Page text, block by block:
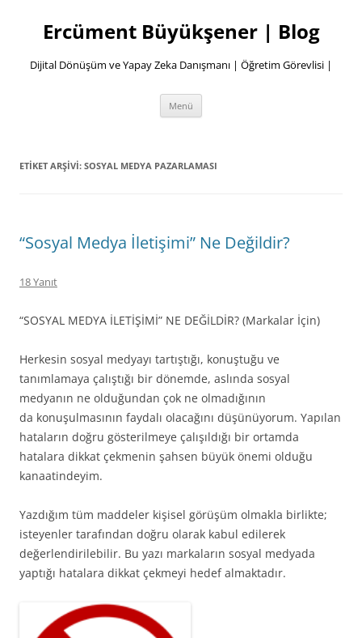
Ercüment Büyükşener | Blog
Dijital Dönüşüm ve Yapay Zeka Danışmanı | Öğretim Görevlisi |
Menü
ETIKET ARŞIVI: SOSYAL MEDYA PAZARLAMASI
“Sosyal Medya İletişimi” Ne Değildir?
18 Yanıt
“SOSYAL MEDYA İLETİŞİMİ” NE DEĞİLDİR? (Markalar İçin)
Herkesin sosyal medyayı tartıştığı, konuştuğu ve
tanımlamaya çalıştığı bir dönemde, aslında sosyal
medyanın ne olduğundan çok ne olmadığının
da konuşulmasının faydalı olacağını düşünüyorum. Yapılan
hataların doğru gösterilmeye çalışıldığı bir ortamda
hatalara dikkat çekmenin şahsen büyük önemi olduğu
kanaatindeyim.
Yazdığım tüm maddeler kişisel görüşüm olmakla birlikte;
isteyenler tarafından doğru olarak kabul edilerek
değerlendirilebilir. Bu yazı markaların sosyal medyada
yaptığı hatalara dikkat çekmeyi hedef almaktadır.